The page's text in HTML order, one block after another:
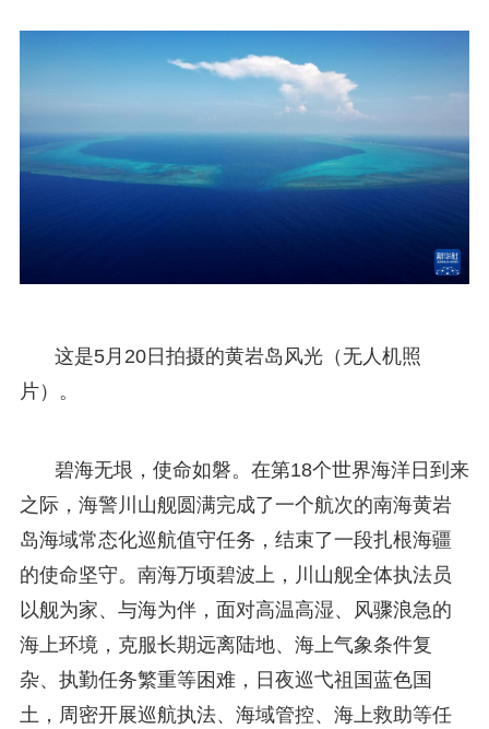
这是5月20日拍摄的黄岩岛风光（无人机照
片）。
碧海无垠，使命如磐。在第18个世界海洋日到来
之际，海警川山舰圆满完成了一个航次的南海黄岩
岛海域常态化巡航值守任务，结束了一段扎根海疆
的使命坚守。南海万顷碧波上，川山舰全体执法员
以舰为家、与海为伴，面对高温高湿、风骤浪急的
海上环境，克服长期远离陆地、海上气象条件复
杂、执勤任务繁重等困难，日夜巡弋祖国蓝色国
土，周密开展巡航执法、海域管控、海上救助等任